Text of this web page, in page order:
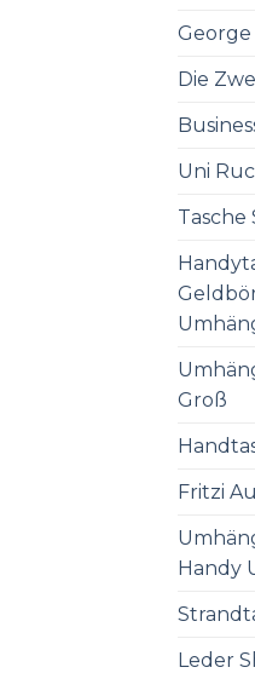
George
Die
Uni
Tasche
Groß
Fritzi
Handy
Leder